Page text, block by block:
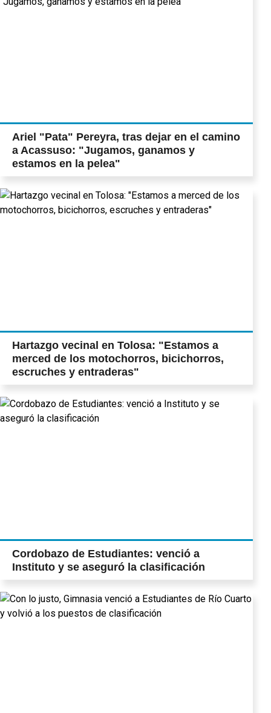
Ariel "Pata" Pereyra, tras dejar en el camino
a Acassuso: "Jugamos, ganamos y
estamos en la pelea"
Hartazgo vecinal en Tolosa: "Estamos a
merced de los motochorros, bicichorros,
escruches y entraderas"
Cordobazo de Estudiantes: venció a
Instituto y se aseguró la clasificación